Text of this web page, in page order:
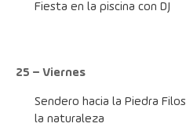
Fiesta en la piscina con DJ
25 – Viernes
Sendero hacia la Piedra
la naturaleza